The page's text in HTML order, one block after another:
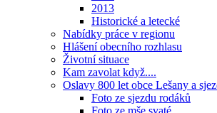
2013
Historické a letecké
Nabídky práce v regionu
Hlášení obecního rozhlasu
Životní situace
Kam zavolat když....
Oslavy 800 let obce Lešany a
Foto ze sjezdu rodáků
Foto ze mše svaté